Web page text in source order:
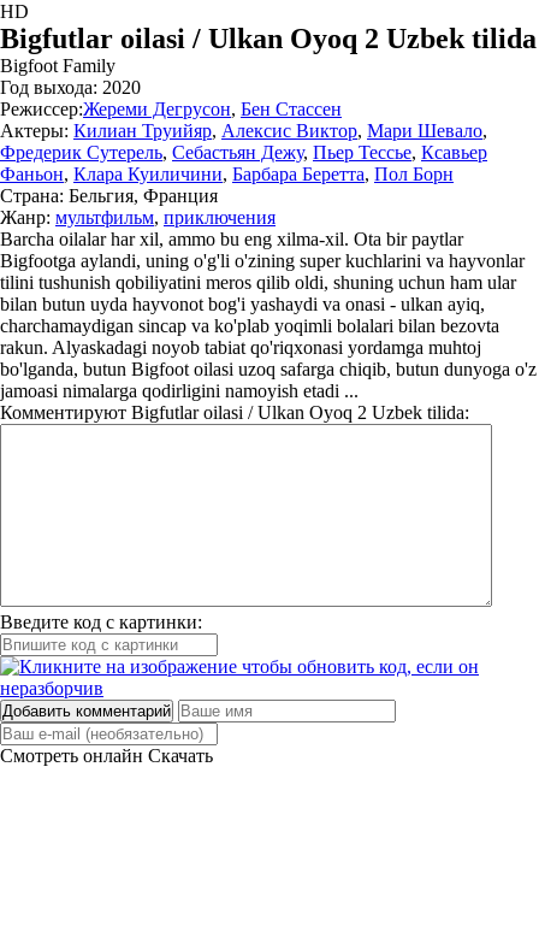
HD
Bigfutlar oilasi / Ulkan Oyoq 2 Uzbek tilida
Bigfoot Family
Год выхода: 2020
Режиссер:Жереми Дегрусон, Бен Стассен
Актеры: Килиан Труийяр, Алексис Виктор, Мари Шевало,
Фредерик Сутерель, Себастьян Дежу, Пьер Тессье, Ксавьер
Фаньон, Клара Куиличини, Барбара Беретта, Пол Борн
Страна: Бельгия, Франция
Жанр: мультфильм, приключения
Barcha oilalar har xil, ammo bu eng xilma-xil. Ota bir paytlar
Bigfootga aylandi, uning o'g'li o'zining super kuchlarini va hayvonlar
tilini tushunish qobiliyatini meros qilib oldi, shuning uchun ham ular
bilan butun uyda hayvonot bog'i yashaydi va onasi - ulkan ayiq,
charchamaydigan sincap va ko'plab yoqimli bolalari bilan bezovta
rakun. Alyaskadagi noyob tabiat qo'riqxonasi yordamga muhtoj
bo'lganda, butun Bigfoot oilasi uzoq safarga chiqib, butun dunyoga o'z
jamoasi nimalarga qodirligini namoyish etadi ...
Комментируют Bigfutlar oilasi / Ulkan Oyoq 2 Uzbek tilida:
Введите код с картинки:
Добавить комментарий
Смотреть онлайн Скачать